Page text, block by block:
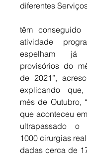
diferentes
têm conseguido
atividade
espelham
provisórios do
de 2021”,
explicando
mês de Outubro,
que aconteceu
ultrapassado o
1000 cirurgias
dadas cerca de